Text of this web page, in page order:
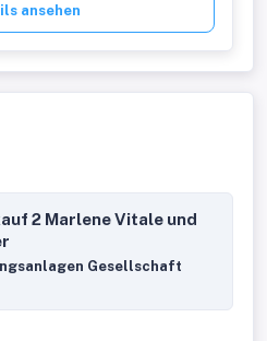
ansehen
2 Marlene Vitale und
Gesellschaft